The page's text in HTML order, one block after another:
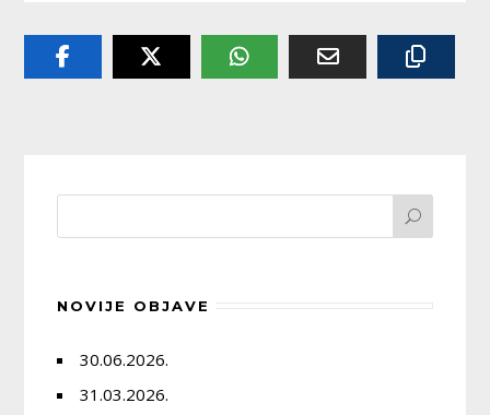
NOVIJE OBJAVE
30.06.2026.
31.03.2026.